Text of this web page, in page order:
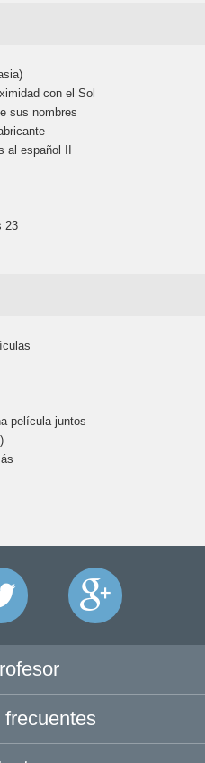
con el Sol
sus nombres
español II
23
película juntos